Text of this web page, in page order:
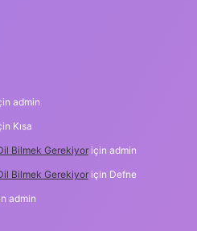
admin
Kısa
Bilmek Gerekiyoriçin admin
Bilmek Gerekiyoriçin Defne
admin